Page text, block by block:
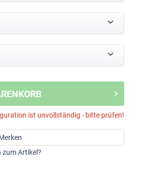
ist unvollständig - bitte prüfen!
zum Artikel?